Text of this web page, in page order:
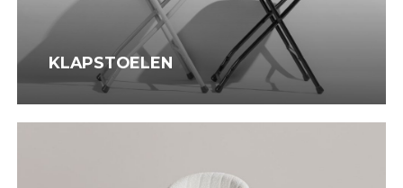
KLAPSTOELEN